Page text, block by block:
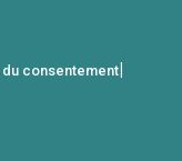
du consentement|